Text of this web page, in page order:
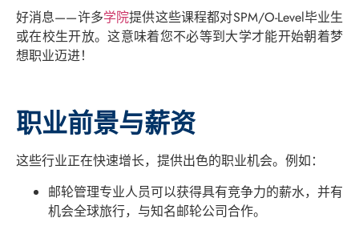
好消息——许多学院提供这些课程都对SPM/O-Level毕业生
或在校生开放。这意味着您不必等到大学才能开始朝着梦
想职业迈进！
职业前景与薪资
这些行业正在快速增长，提供出色的职业机会。例如：
邮轮管理专业人员可以获得具有竞争力的薪水，并有
机会全球旅行，与知名邮轮公司合作。